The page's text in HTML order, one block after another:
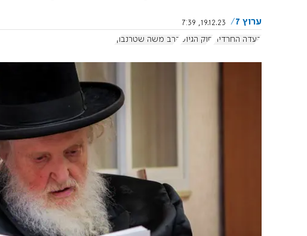
ערוץ 7
19.12.23, 7:39
העדה החרדית
חוק הגיוס הרב משה שטרנבוך